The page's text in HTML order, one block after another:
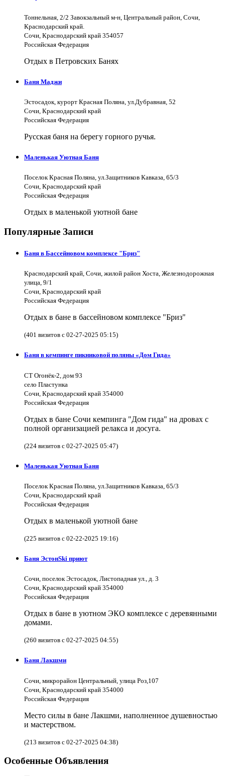
Тоннельная, 2/2 Завокзальный м-н, Центральный район, Сочи,
Краснодарский край.
Сочи, Краснодарский край 354057
Российская Федерация
Отдых в Петровских Банях
Баня Маджи
Эстосадок, курорт Красная Поляна, ул.Дубравная, 52
Сочи, Краснодарский край
Российская Федерация
Русская баня на берегу горного ручья.
Маленькая Уютная Баня
Поселок Красная Поляна, ул.Защитников Кавказа, 65/3
Сочи, Краснодарский край
Российская Федерация
Отдых в маленькой уютной бане
Популярные Записи
Баня в Бассейновом комплексе "Бриз"
Краснодарский край, Сочи, жилой район Хоста, Железнодорожная
улица, 9/1
Сочи, Краснодарский край
Российская Федерация
Отдых в бане в бассейновом комплексе "Бриз"
(401 визитов с 02-27-2025 05:15)
Баня в кемпинге пикниковой поляны «Дом Гида»
СТ Огонёк-2, дом 93
село Пластунка
Сочи, Краснодарский край 354000
Российская Федерация
Отдых в бане Сочи кемпинга "Дом гида" на дровах с
полной организацией релакса и досуга.
(224 визитов с 02-27-2025 05:47)
Маленькая Уютная Баня
Поселок Красная Поляна, ул.Защитников Кавказа, 65/3
Сочи, Краснодарский край
Российская Федерация
Отдых в маленькой уютной бане
(225 визитов с 02-22-2025 19:16)
Баня ЭстонSki приют
Сочи, поселок Эстосадок, Листопадная ул., д. 3
Сочи, Краснодарский край 354000
Российская Федерация
Отдых в бане в уютном ЭКО комплексе с деревянными
домами.
(260 визитов с 02-27-2025 04:55)
Баня Лакшми
Сочи, микрорайон Центральный, улица Роз,107
Сочи, Краснодарский край 354000
Российская Федерация
Место силы в бане Лакшми, наполненное душевностью
и мастерством.
(213 визитов с 02-27-2025 04:38)
Особенные Объявления